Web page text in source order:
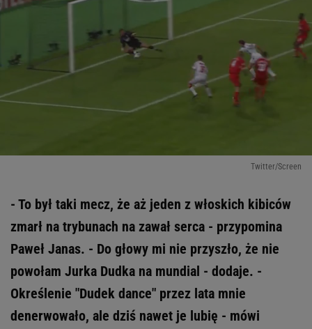
Twitter/Screen
- To był taki mecz, że aż jeden z włoskich kibiców
zmarł na trybunach na zawał serca - przypomina
Paweł Janas. - Do głowy mi nie przyszło, że nie
powołam Jurka Dudka na mundial - dodaje. -
Określenie "Dudek dance" przez lata mnie
denerwowało, ale dziś nawet je lubię - mówi